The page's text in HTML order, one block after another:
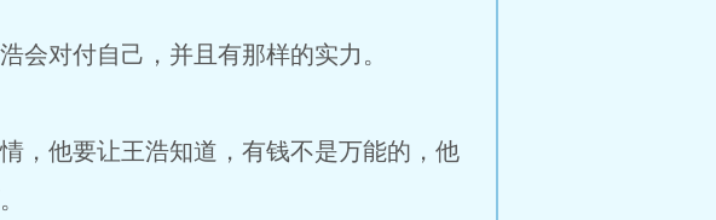
会对付自己，并且有那样的实力。
，他要让王浩知道，有钱不是万能的，他